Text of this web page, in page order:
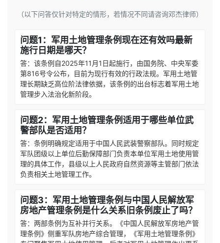
（以下问答仅针对特定的情形，若情况不同请咨询邓杰律师）
问题1：军用土地管理条例现在还有效吗最新
施行日期是哪天？
答：该条例自2025年11月1日起施行，由国务院、中央军委
第816号令公布，目前为现行有效的行政法规。军用土地管
理长期缺乏高位阶法律依据，该条例的出台标志着军用土地
管理步入法治化新阶段。
问题2：军用土地管理条例适用于哪些单位武
警部队是否适用？
答：条例明确规定适用于中国人民武装警察部队。同时规定
军队团级以上单位后勤保障部门负责本单位军用土地使用管
理的具体工作，县级以上人民政府自然资源等主管部门依法
负责相关土地管理工作。
问题3：军用土地管理条例与中国人民解放军
房地产管理条例是什么关系旧条例废止了吗？
答：两部条例为互补并行关系。《中国人民解放军房地产管
理条例》侧重军队房地产综合管理，《军用土地管理条例》